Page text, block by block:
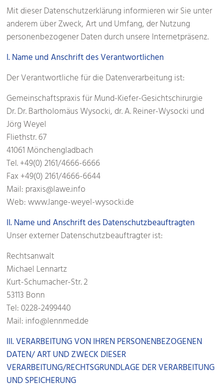
Mit dieser Datenschutzerklärung informieren wir Sie unter
anderem über Zweck, Art und Umfang, der Nutzung
personenbezogener Daten durch unsere Internetpräsenz.
I. Name und Anschrift des Verantwortlichen
Der Verantwortliche für die Datenverarbeitung ist:
Gemeinschaftspraxis für Mund-Kiefer-Gesichtschirurgie
Dr. Dr. Bartholomäus Wysocki, dr. A. Reiner-Wysocki und
Jörg Weyel
Fliethstr. 67
41061 Mönchengladbach
Tel. +49(0) 2161/4666-6666
Fax +49(0) 2161/4666-6644
Mail: praxis@lawe.info
Web: www.lange-weyel-wysocki.de
II. Name und Anschrift des Datenschutzbeauftragten
Unser externer Datenschutzbeauftragter ist:
Rechtsanwalt
Michael Lennartz
Kurt-Schumacher-Str. 2
53113 Bonn
Tel: 0228-2499440
Mail: info@lennmed.de
III. VERARBEITUNG VON IHREN PERSONENBEZOGENEN
DATEN/ ART UND ZWECK DIESER
VERARBEITUNG/RECHTSGRUNDLAGE DER VERARBEITUNG
UND SPEICHERUNG